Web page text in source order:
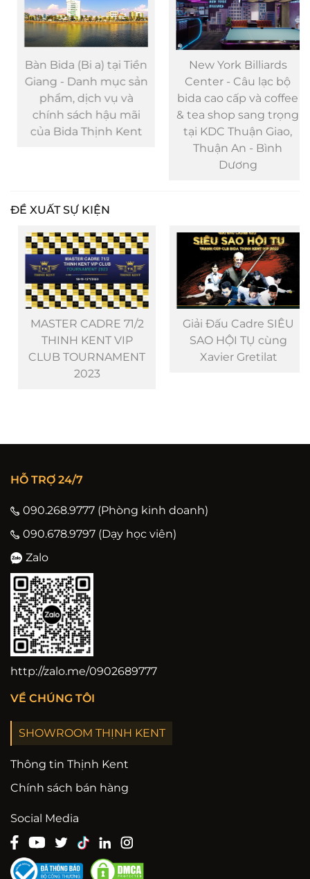
Bàn Bida (Bi a) tại Tiền
Giang - Danh mục sản
phẩm, dịch vụ và
chính sách hậu mãi
của Bida Thịnh Kent
New York Billiards
Center - Câu lạc bộ
bida cao cấp và coffee
& tea shop sang trọng
tại KDC Thuận Giao,
Thuận An - Bình
Dương
ĐỀ XUẤT SỰ KIỆN
MASTER CADRE 71/2
THINH KENT VIP
CLUB TOURNAMENT
2023
Giải Đấu Cadre SIÊU
SAO HỘI TỤ cùng
Xavier Gretilat
HỖ TRỢ 24/7
090.268.9777 (Phòng kinh doanh)
090.678.9797 (Dạy học viên)
Zalo
http://zalo.me/0902689777
VỀ CHÚNG TÔI
SHOWROOM THỊNH KENT
Thông tin Thịnh Kent
Chính sách bán hàng
Social Media